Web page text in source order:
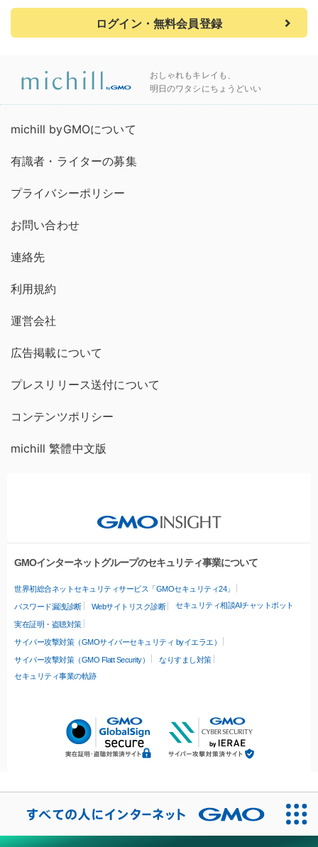
ログイン・無料会員登録
おしゃれもキレイも、
明日のワタシにちょうどいい
michill byGMOについて
有識者・ライターの募集
プライバシーポリシー
お問い合わせ
連絡先
利用規約
運営会社
広告掲載について
プレスリリース送付について
コンテンツポリシー
michill 繁體中文版
GMOインターネットグループのセキュリティ事業について
世界初総合ネットセキュリティサービス「GMOセキュリティ24」
パスワード漏洩診断 Webサイトリスク診断 セキュリティ相談AIチャットボット
実在証明・盗聴対策
サイバー攻撃対策（GMOサイバーセキュリティ byイエラエ）
サイバー攻撃対策（GMO Flatt Security）
なりすまし対策
セキュリティ事業の軌跡